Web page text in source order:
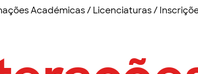
Académicas/ Licenciaturas/